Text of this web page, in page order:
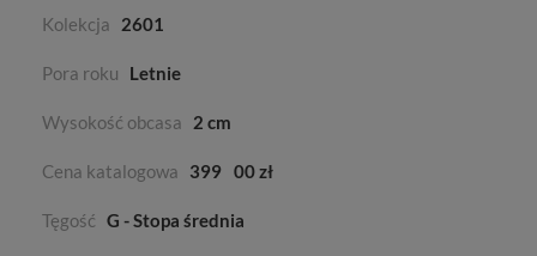
Kolekcja 2601
Pora roku Letnie
Wysokość obcasa 2 cm
Cena katalogowa 399 00 zł
Tęgość G - Stopa średnia